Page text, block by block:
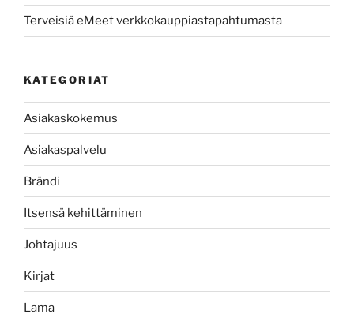
Terveisiä eMeet verkkokauppiastapahtumasta
KATEGORIAT
Asiakaskokemus
Asiakaspalvelu
Brändi
Itsensä kehittäminen
Johtajuus
Kirjat
Lama